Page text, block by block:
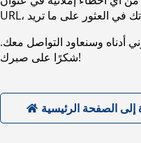
أدناه وسنعاود التواصل معك.
شكرًا على صبرك!
إلى الصفحة الرئيسية